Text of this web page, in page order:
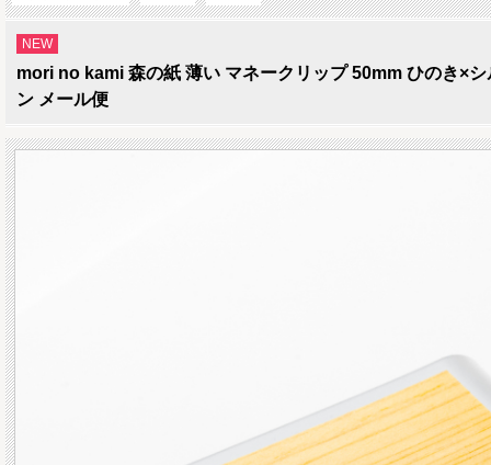
NEW
mori no kami 森の紙 薄い マネークリップ 50mm ひのき×
ン メール便